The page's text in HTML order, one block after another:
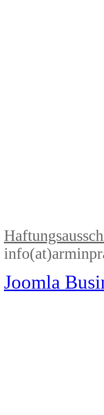
Joomla